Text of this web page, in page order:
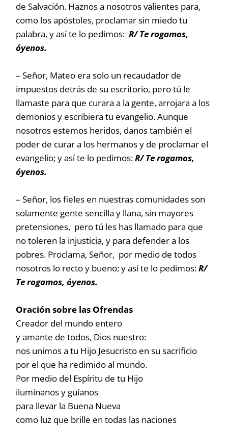
de Salvación. Haznos a nosotros valientes para,
como los apóstoles, proclamar sin miedo tu
palabra, y así te lo pedimos:R/ Te rogamos,
óyenos.
– Señor, Mateo era solo un recaudador de
impuestos detrás de su escritorio, pero tú le
llamaste para que curara a la gente, arrojara a los
demonios y escribiera tu evangelio. Aunque
nosotros estemos heridos, danos también el
poder de curar a los hermanos y de proclamar el
evangelio; y así te lo pedimos:R/ Te rogamos,
óyenos.
– Señor, los fieles en nuestras comunidades son
solamente gente sencilla y llana, sin mayores
pretensiones, pero tú les has llamado para que
no toleren la injusticia, y para defender a los
pobres. Proclama, Señor, por medio de todos
nosotros lo recto y bueno; y así te lo pedimos:R/
Te rogamos, óyenos.
Oración sobre las Ofrendas
Creador del mundo entero
y amante de todos, Dios nuestro:
nos unimos a tu Hijo Jesucristo en su sacrificio
por el que ha redimido al mundo.
Por medio del Espíritu de tu Hijo
ilumínanos y guíanos
para llevar la Buena Nueva
como luz que brille en todas las naciones